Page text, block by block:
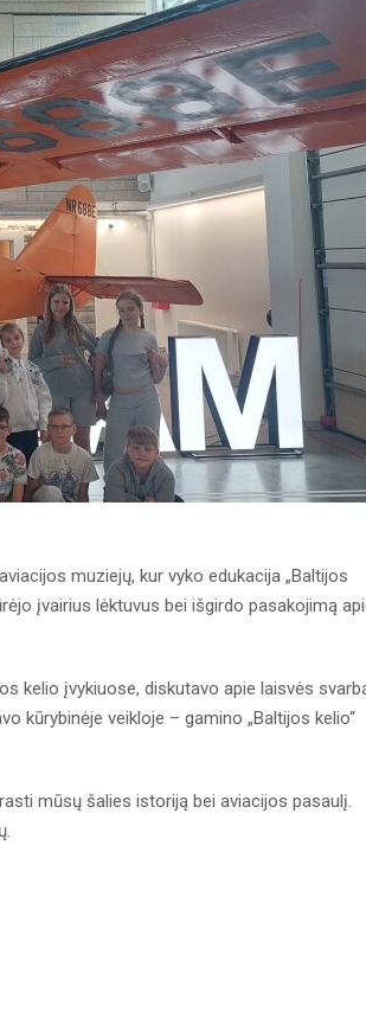
muziejų, kur vyko edukacija „Baltijos
įvairius lėktuvus bei išgirdo pasakojimą
kelio įvykiuose, diskutavo apie laisvės
kūrybinėje veikloje – gamino „Baltijos kelio“
mūsų šalies istoriją bei aviacijos pasaulį.